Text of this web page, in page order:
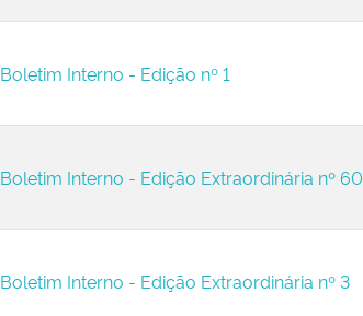
Boletim Interno - Edição nº 1
Boletim Interno - Edição Extraordinária nº 60
Boletim Interno - Edição Extraordinária nº 3